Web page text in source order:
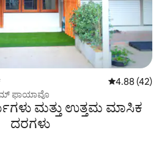
5 ರಲ್ಲಿ 4.88
4.88 (42)
ಫಾಯಾವೊ
ಮತ್ತು ಉತ್ತಮ ಮಾಸಿಕ
ದರಗಳು